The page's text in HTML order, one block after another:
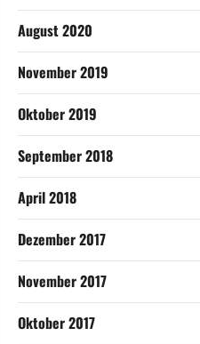
August 2020
November 2019
Oktober 2019
September 2018
April 2018
Dezember 2017
November 2017
Oktober 2017